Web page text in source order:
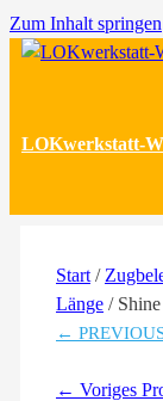
Zum Inhalt springen
LOKwerkstatt-
Start /
Länge /
←
← Voriges